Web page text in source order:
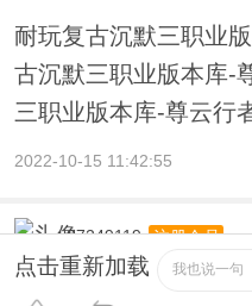
耐玩复古沉默三职业
古沉默三职业版本库-
三职业版本库-尊云行
2022-10-15 11:42:55
q97249119 注册会员
点击重新加载 我也说一句